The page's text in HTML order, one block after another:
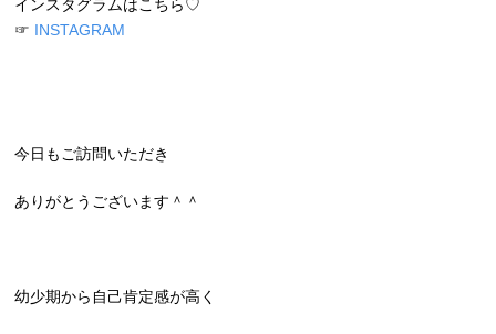
インスタグラムはこちら♡
☞ INSTAGRAM
今日もご訪問いただき
ありがとうございます＾＾
幼少期から自己肯定感が高く